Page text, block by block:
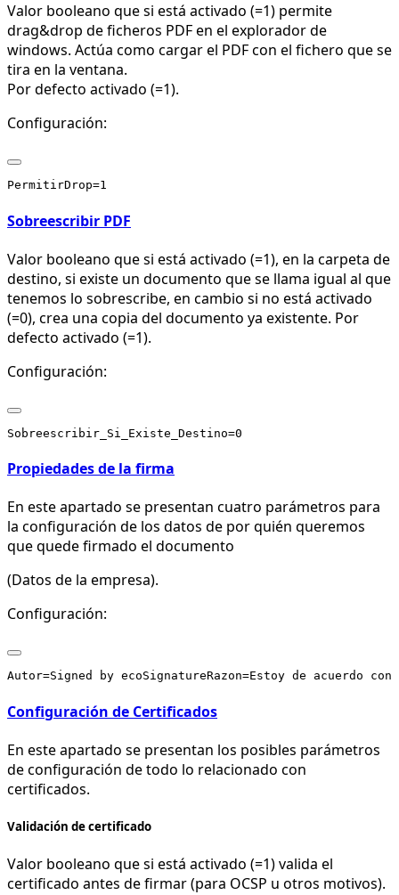
Valor booleano que si está activado (=1) permite
drag&drop de ficheros PDF en el explorador de
windows. Actúa como cargar el PDF con el fichero que se
tira en la ventana.
Por defecto activado (=1).
Configuración:
Sobreescribir PDF
Valor booleano que si está activado (=1), en la carpeta de
destino, si existe un documento que se llama igual al que
tenemos lo sobrescribe, en cambio si no está activado
(=0), crea una copia del documento ya existente. Por
defecto activado (=1).
Configuración:
Propiedades de la firma
En este apartado se presentan cuatro parámetros para
la configuración de los datos de por quién queremos
que quede firmado el documento
(Datos de la empresa).
Configuración:
Configuración de Certificados
En este apartado se presentan los posibles parámetros
de configuración de todo lo relacionado con
certificados.
Validación de certificado
Valor booleano que si está activado (=1) valida el
certificado antes de firmar (para OCSP u otros motivos).